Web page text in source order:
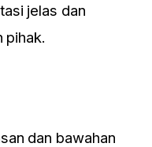
jelas dan
pihak.
dan bawahan